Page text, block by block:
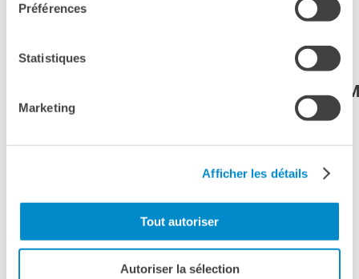
Préférences
Statistiques
Marketing
Afficher les détails
Tout autoriser
Autoriser la sélection
tariffa ridotta 5€ (abbonati carte IFM, over
65, bambini fino ai 12 anni, insegnanti di
francese nelle scuole
italiane, insegnanti EsaBac, associazione
mascherina FFP2 per tutti gi spettatori dai 12 anni
in su.